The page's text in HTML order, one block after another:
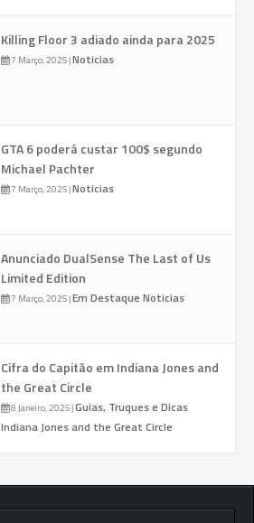
Killing Floor 3 adiado ainda para 2025
7 Março, 2025|Noticias
GTA 6 poderá custar 100$ segundo
Michael Pachter
7 Março, 2025|Noticias
Anunciado DualSense The Last of Us
Limited Edition
7 Março, 2025|Em Destaque Noticias
Cifra do Capitão em Indiana Jones and
the Great Circle
8 Janeiro, 2025|Guias, Truques e Dicas
Indiana Jones and the Great Circle